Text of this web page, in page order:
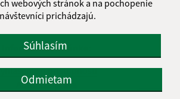
webových stránok a na pochopenie
prichádzajú.
Súhlasím
Odmietam
Informácie o stránke:
o prístupnosti
Autorské práva